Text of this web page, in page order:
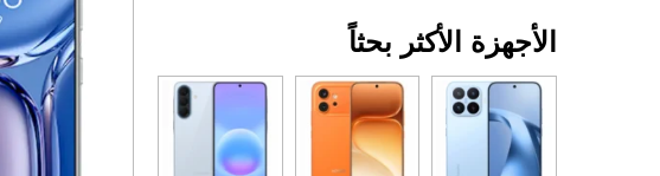
الأجهزة الأكثر بحثاً